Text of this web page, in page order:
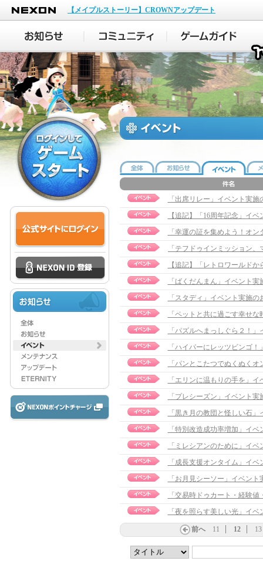
NEXON
【メイプルストーリー】CROWNアップデート
「出席リレー」イベント実施
【追記】「16周年記念」イ
「幸運の証を集めよう！オ
【追記】「レトロワールド
「ばくだんまん」イベント実
「スタディ」イベント実施の
「ペットと共に過ごす幸せ
「パズルへまっしぐら２！
「ハイパーにレッツビンゴ
「パンとこたつでぬくぬく
「エリンに温もりの手を」
「プレシーズン」イベント実
「黒き月の教団と怪しい石
「特別改造成功率増加」イ
「ミレシアンのために」イ
「成長支援オンタイム」イ
「お月見シーソー」イベン
「交易時ドゥカート・経験
「夜を照らす美しい光」イ
前へ 11 12 13